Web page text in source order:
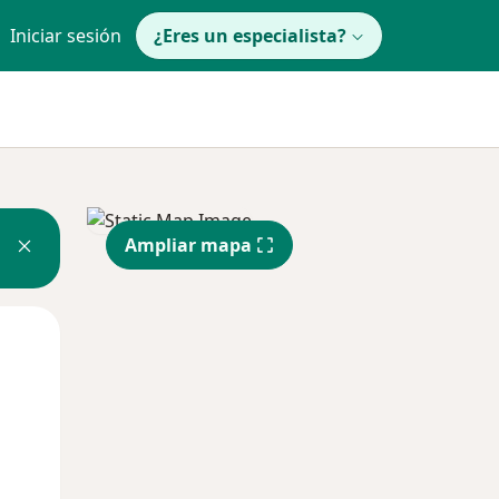
Iniciar sesión ¿Eres un especialista?
Ampliar mapa